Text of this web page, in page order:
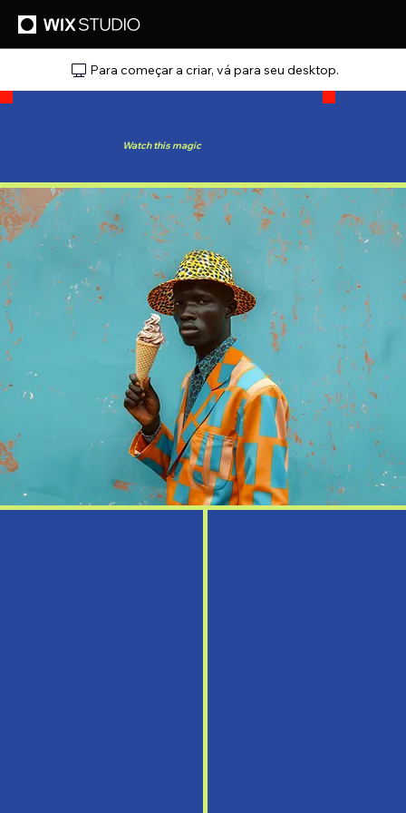
Para começar a criar, vá para seu desktop.